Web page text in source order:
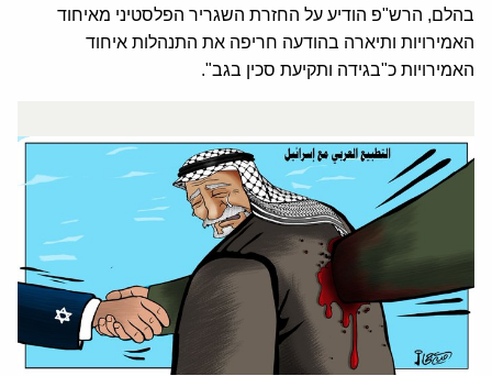
בהלם, הרש"פ הודיע על החזרת השגריר הפלסטיני מאיחוד
האמירויות ותיארה בהודעה חריפה את התנהלות איחוד
האמירויות כ"בגידה ותקיעת סכין בגב".
שנתמך על ידי הליגה הערבית , שלא להתקדם לעבר נורמליזציה
עם ישראל לפני שיושג הסדר קבע מלא בין ישראל לפלסטינים.
החשש הפלסטיני המיידי הוא מפני סחף בעמדות של מדינות
ערב; גורמים בכירים בפת"ח אומרים כי מדינות ערביות נוספות
יודיעו בקרוב על הסכם נורמליזציה עם ישראל ובהן בחריין, עומאן